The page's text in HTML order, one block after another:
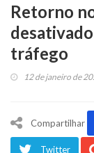
Retorno
tráfego
12 de janeiro de
Compartilhar
Twitter